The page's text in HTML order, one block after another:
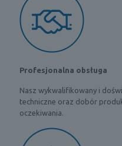
Profesjonalna obsługa
Nasz wykwalifikowany i
techniczne oraz dobór
oczekiwania.